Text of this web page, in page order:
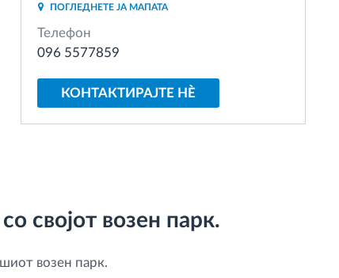
ПОГЛЕДНЕТЕ ЈА МАПАТА
Телефон
096 5577859
КОНТАКТИРАЈТЕ НÈ
својот возен парк.
возен парк.